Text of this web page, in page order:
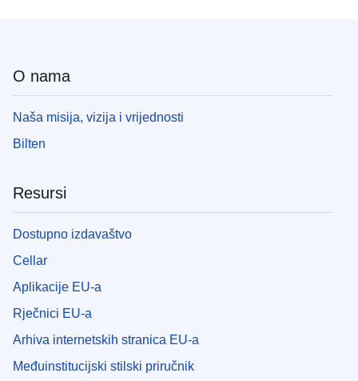
O nama
Naša misija, vizija i vrijednosti
Bilten
Resursi
Dostupno izdavaštvo
Cellar
Aplikacije EU-a
Rječnici EU-a
Arhiva internetskih stranica EU-a
Međuinstitucijski stilski priručnik